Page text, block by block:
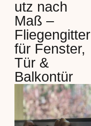
utz nach
Maß –
Fliegengitter
für Fenster,
Tür &
Balkontür